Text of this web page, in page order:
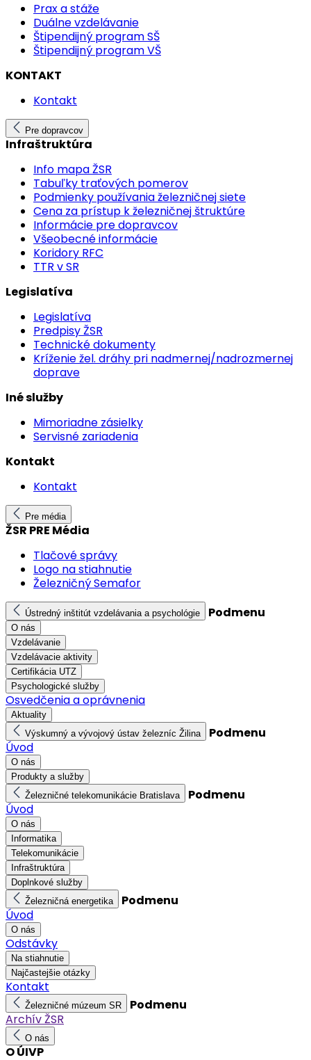
Prax a stáže
Duálne vzdelávanie
Štipendijný program SŠ
Štipendijný program VŠ
KONTAKT
Kontakt
Pre dopravcov
Infraštruktúra
Info mapa ŽSR
Tabuľky traťových pomerov
Podmienky používania železničnej siete
Cena za prístup k železničnej štruktúre
Informácie pre dopravcov
Všeobecné informácie
Koridory RFC
TTR v SR
Legislatíva
Legislatíva
Predpisy ŽSR
Technické dokumenty
Kríženie žel. dráhy pri nadmernej/nadrozmernej
doprave
Iné služby
Mimoriadne zásielky
Servisné zariadenia
Kontakt
Kontakt
Pre média
ŽSR PRE Média
Tlačové správy
Logo na stiahnutie
Železničný Semafor
Ústredný inštitút vzdelávania a psychológie Podmenu
O nás
Vzdelávanie
Vzdelávacie aktivity
Certifikácia UTZ
Psychologické služby
Osvedčenia a oprávnenia
Aktuality
Výskumný a vývojový ústav železníc Žilina
Podmenu
Úvod
O nás
Produkty a služby
Železničné telekomunikácie Bratislava
Podmenu
Úvod
O nás
Informatika
Telekomunikácie
Infraštruktúra
Doplnkové služby
Železničná energetika
Podmenu
Úvod
O nás
Odstávky
Na stiahnutie
Najčastejšie otázky
Kontakt
Železničné múzeum SR
Podmenu
Archív ŽSR
O nás
O ÚIVP